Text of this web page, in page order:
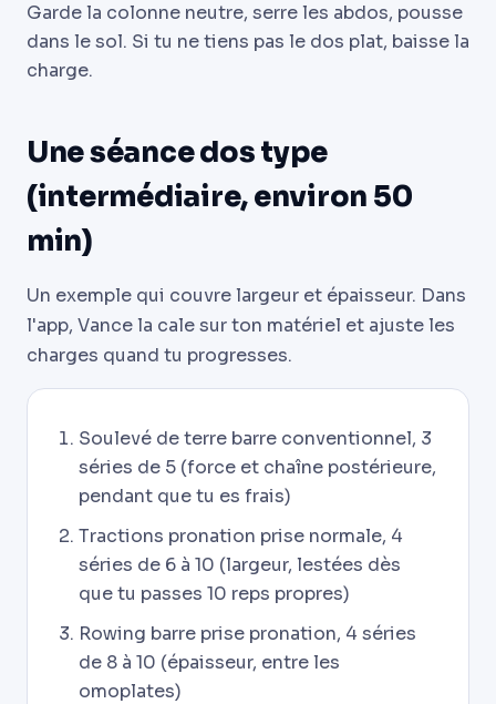
Garde la colonne neutre, serre les abdos, pousse
dans le sol. Si tu ne tiens pas le dos plat, baisse la
charge.
Une séance dos type
(intermédiaire, environ 50
min)
Un exemple qui couvre largeur et épaisseur. Dans
l'app, Vance la cale sur ton matériel et ajuste les
charges quand tu progresses.
Soulevé de terre barre conventionnel, 3
séries de 5 (force et chaîne postérieure,
pendant que tu es frais)
Tractions pronation prise normale, 4
séries de 6 à 10 (largeur, lestées dès
que tu passes 10 reps propres)
Rowing barre prise pronation, 4 séries
de 8 à 10 (épaisseur, entre les
omoplates)